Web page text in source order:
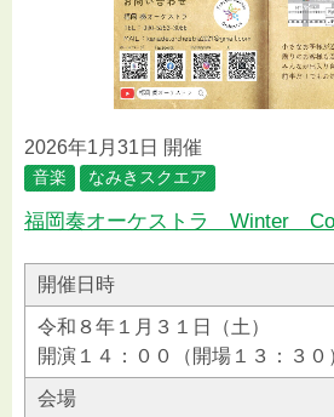
2026年1月31日 開催
音楽 なみきスクエア
福岡奏オーケストラ Winter
開催日時
令和８年１月３１日（土）
開演１４：００（開場１３：３０
会場